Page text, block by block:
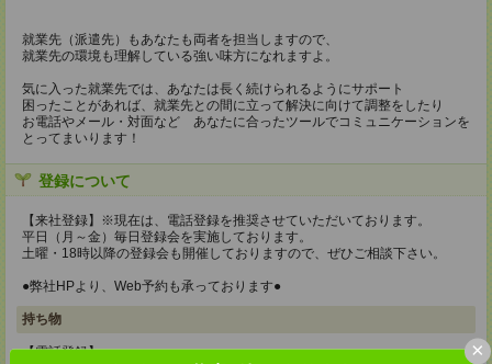
×
就業先（派遣先）もあなたも両者を担当しますので、
就業先の環境も理解している強い味方になれますよ。
気に入った就業先では、あなたは長く続けられるようにサポート
困ったことがあれば、就業先との間に立って解決に向けて調整をしたり
お電話やメール・対面など あなたに合ったツールでコミュニケーションを
とってまいります！
登録について
【来社登録】※現在は、電話登録を推奨させていただいております。
平日（月～金）毎日登録会を実施しております。
土曜・18時以降の登録会も開催しておりますので、ぜひご相談下さい。
●弊社HPより、Web予約も承っております●
持ち物
【電話登録】